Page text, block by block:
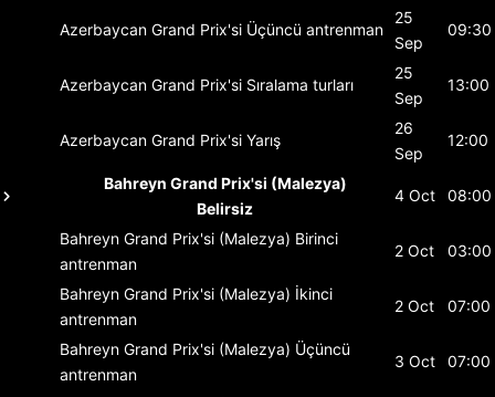
Azerbaycan Grand Prix'si Üçüncü antrenman
25
Sep
09:30
Azerbaycan Grand Prix'si Sıralama turları
25
Sep
13:00
Azerbaycan Grand Prix'si Yarış
26
Sep
12:00
Bahreyn Grand Prix'si (Malezya)
Belirsiz
4 Oct 08:00
Bahreyn Grand Prix'si (Malezya) Birinci
antrenman
2 Oct 03:00
Bahreyn Grand Prix'si (Malezya) İkinci
antrenman
2 Oct 07:00
Bahreyn Grand Prix'si (Malezya) Üçüncü
antrenman
3 Oct 07:00